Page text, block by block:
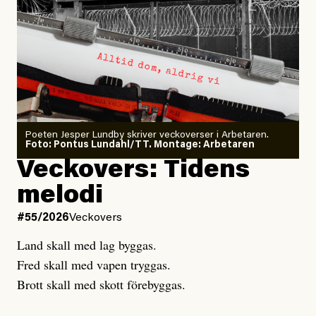
#54/2026Debatt
Sensationalism när ETC
granskar vänstern
Publicerad6 August, 2026
Uppdaterad7 August, 2026
Larmet från
Arbetsmiljöverket:
Dödsolyckorna har slutat
minska
Joel Kellgren
Publicerad3 August, 2026
Uppdaterad3 August, 2026
Poeten Jesper Lundby skriver veckoverser i Arbetaren.
Foto: Pontus Lundahl/TT. Montage: Arbetaren
Veckovers: Tidens
melodi
#55/2026Veckovers
Land skall med lag byggas.
Fred skall med vapen tryggas.
Brott skall med skott förebyggas.